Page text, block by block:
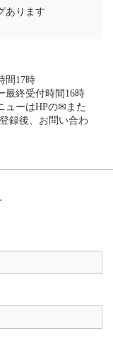
あります
間17時
最終受付時間16時
ューはHPの✉また
録後、お問い合わ